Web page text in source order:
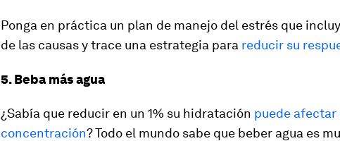
Ponga en práctica un plan de manejo del estrés que
de las causas y trace una estrategia para reducir su
5. Beba más agua
¿Sabía que reducir en un 1% su hidratación puede afectar
concentración? Todo el mundo sabe que beber agua es